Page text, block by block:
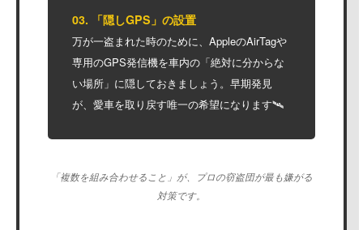
03. 「隠しGPS」の設置
万が一盗まれた時のために、AppleのAirTagや
専用のGPS発信機を車内の「絶対に分からな
い場所」に隠しておきましょう。早期発見
が、愛車を取り戻す唯一の希望になります🛰️
「複数を組み合わせること」が、プロの窃盗団が最も嫌がる
対策です。